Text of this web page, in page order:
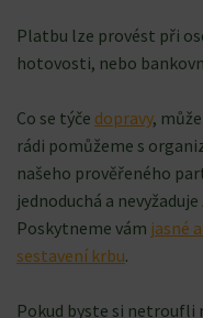
Platbu lze provést při
hotovosti, nebo
Co se týče dopravy,
rádi pomůžeme s
našeho prověřeného
jednoduchá a
Poskytneme vám jasné
sestavení krbu.
Pokud byste si